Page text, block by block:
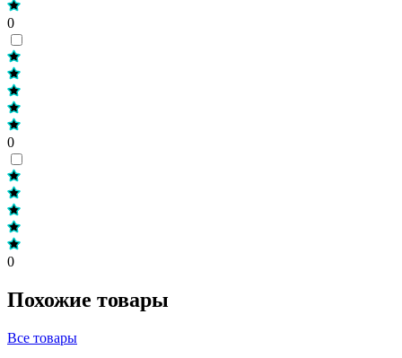
0
0
0
Похожие товары
Все товары